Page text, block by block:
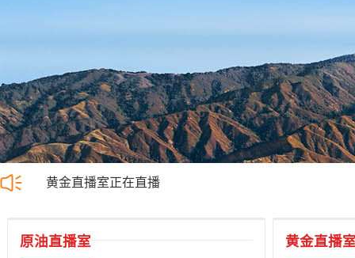
黄金直播室正在直播
原油直播室 黄金直播